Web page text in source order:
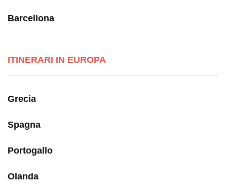
Barcellona
ITINERARI IN EUROPA
Grecia
Spagna
Portogallo
Olanda